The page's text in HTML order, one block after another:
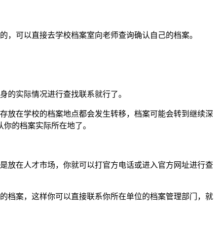
可以直接去学校档案室向老师查询确认自己的档案。
的实际情况进行查找联系就行了。
放在学校的档案地点都会发生转移，档案可能会转到继续深
的档案实际所在地了。
放在人才市场，你就可以打官方电话或进入官方网址进行查
档案，这样你可以直接联系你所在单位的档案管理部门，就